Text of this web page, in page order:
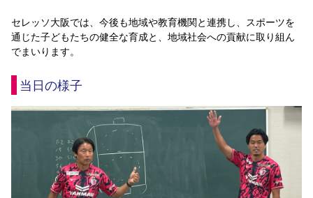
アウェイツアー
よくある質問
スポーツクラブ
関連団体/施設
長居公園 セレッソフットサルパーク
セレッソスポーツパーク舞洲
セレッソ大阪アカデミー 子供のサッカースクール
大人のサッカースクール その他スポーツクラブ
セレッソ大阪では、今後も地域や教育機関と連携し、スポーツを
通じた子どもたちの健全な育成と、地域社会への貢献に取り組ん
でまいります。
当日の様子